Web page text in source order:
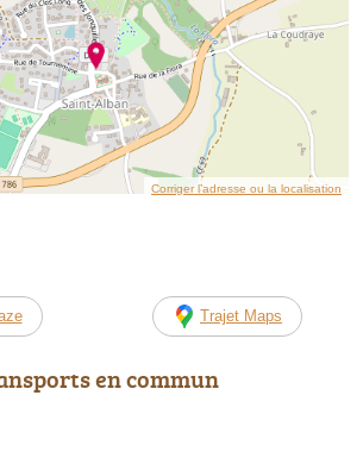
Corriger l’adresse ou la localisation
Trajet Maps
en commun